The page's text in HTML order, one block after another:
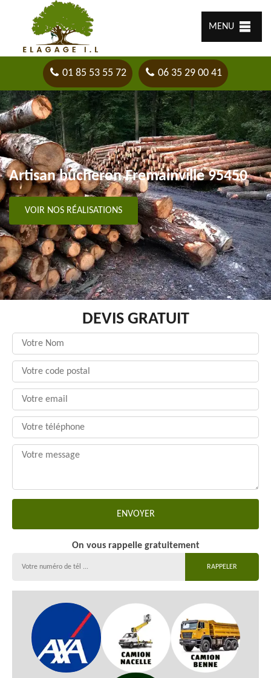
MENU
01 85 53 55 72 06 35 29 00 41
Artisan bûcheron Fremainville 95450
VOIR NOS RÉALISATIONS
DEVIS GRATUIT
On vous rappelle gratuitement